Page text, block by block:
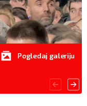
Pogledaj galeriju